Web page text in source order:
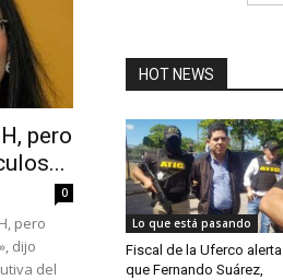
pero
0
pero
dijo
del
HOT NEWS
Lo que está pasando
Fiscal de la Uferco alerta
que Fernando Suárez,